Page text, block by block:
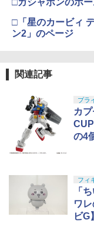
□ガシャポンのホ
□「星のカービィ
ン2」のページ
関連記事
プラ
カ
の4
フィ
「
ワ
ビG】